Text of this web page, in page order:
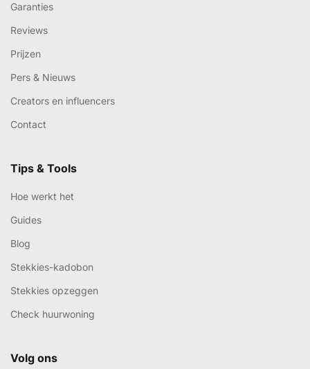
Garanties
Reviews
Prijzen
Pers & Nieuws
Creators en influencers
Contact
Tips & Tools
Hoe werkt het
Guides
Blog
Stekkies-kadobon
Stekkies opzeggen
Check huurwoning
Volg ons